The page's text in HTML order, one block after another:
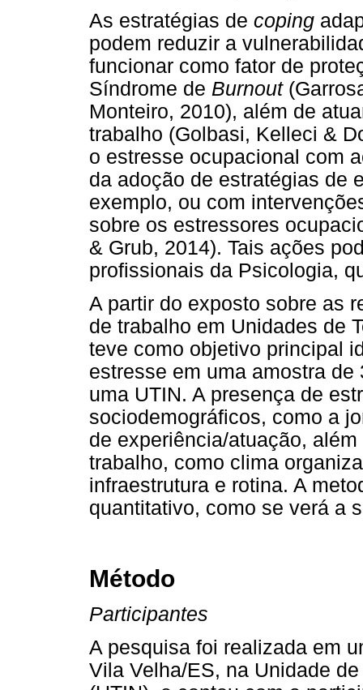
As estratégias de coping
podem reduzir a
funcionar como fator de
Síndrome de Burnout
Monteiro, 2010), além de
trabalho (Golbasi, Kelleci &
o estresse ocupacional com
da adoção de estratégias de
exemplo, ou com
sobre os estressores
& Grub, 2014). Tais ações
profissionais da Psicologia,
A partir do exposto sobre as
de trabalho em Unidades de
teve como objetivo principal
estresse em uma amostra
uma UTIN. A presença de
sociodemográficos, como a
de experiência/atuação,
trabalho, como clima
infraestrutura e rotina. A
quantitativo, como se verá a
Método
Participantes
A pesquisa foi realizada em
Vila Velha/ES, na Unidade